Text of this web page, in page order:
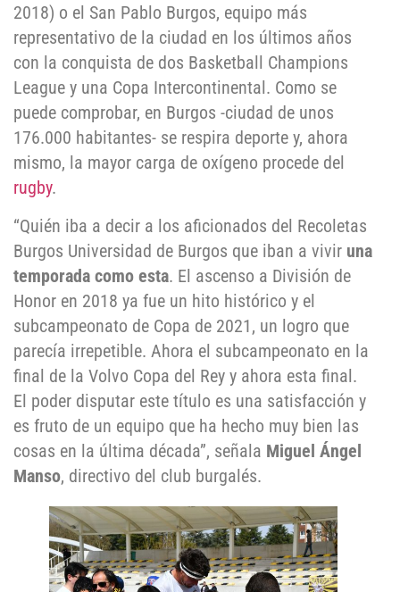
2018) o el San Pablo Burgos, equipo más
representativo de la ciudad en los últimos años
con la conquista de dos Basketball Champions
League y una Copa Intercontinental. Como se
puede comprobar, en Burgos -ciudad de unos
176.000 habitantes- se respira deporte y, ahora
mismo, la mayor carga de oxígeno procede del
rugby.
“Quién iba a decir a los aficionados del Recoletas
Burgos Universidad de Burgos que iban a vivir una
temporada como esta. El ascenso a División de
Honor en 2018 ya fue un hito histórico y el
subcampeonato de Copa de 2021, un logro que
parecía irrepetible. Ahora el subcampeonato en la
final de la Volvo Copa del Rey y ahora esta final.
El poder disputar este título es una satisfacción y
es fruto de un equipo que ha hecho muy bien las
cosas en la última década”, señala Miguel Ángel
Manso, directivo del club burgalés.